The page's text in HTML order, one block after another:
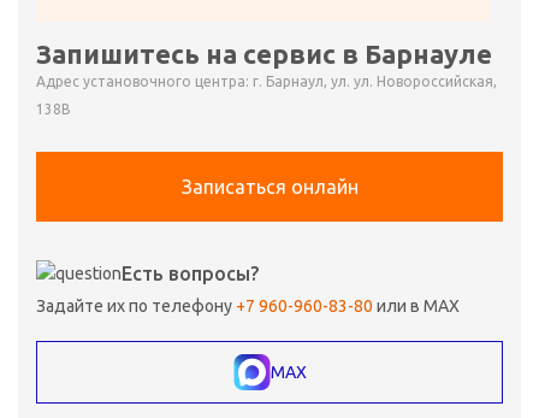
Запишитесь на сервис в Барнауле
Адрес установочного центра: г. Барнаул, ул. ул. Новороссийская,
138В
Записаться онлайн
Есть вопросы?
Задайте их по телефону +7 960-960-83-80 или в MAX
MAX